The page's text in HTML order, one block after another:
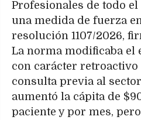
Profesionales de todo
una medida de fuerza
resolución 1107/2026,
La norma modificaba el
con carácter retroactivo
consulta previa al
aumentó la cápita de
paciente y por mes,